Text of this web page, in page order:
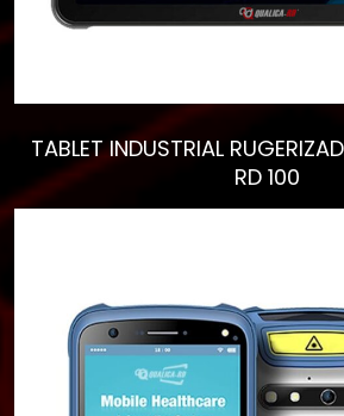
Empieza
ver
TABLET INDUSTRIAL
RD 100